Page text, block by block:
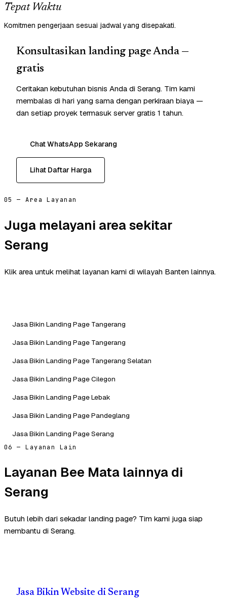
Tepat Waktu
Komitmen pengerjaan sesuai jadwal yang disepakati.
Konsultasikan landing page Anda —
gratis
Ceritakan kebutuhan bisnis Anda di Serang. Tim kami
membalas di hari yang sama dengan perkiraan biaya —
dan setiap proyek termasuk server gratis 1 tahun.
Chat WhatsApp Sekarang
Lihat Daftar Harga
05 — Area Layanan
Juga melayani area sekitar
Serang
Klik area untuk melihat layanan kami di wilayah Banten lainnya.
Jasa Bikin Landing Page Tangerang
Jasa Bikin Landing Page Tangerang
Jasa Bikin Landing Page Tangerang Selatan
Jasa Bikin Landing Page Cilegon
Jasa Bikin Landing Page Lebak
Jasa Bikin Landing Page Pandeglang
Jasa Bikin Landing Page Serang
06 — Layanan Lain
Layanan Bee Mata lainnya di
Serang
Butuh lebih dari sekadar landing page? Tim kami juga siap
membantu di Serang.
Jasa Bikin Website di Serang